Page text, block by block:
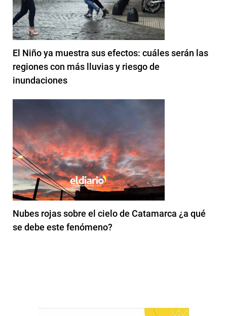
El Niño ya muestra sus efectos: cuáles serán las
regiones con más lluvias y riesgo de
inundaciones
Nubes rojas sobre el cielo de Catamarca ¿a qué
se debe este fenómeno?